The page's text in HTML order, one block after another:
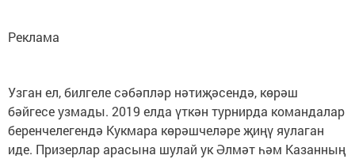
Реклама
Узган ел, билгеле сәбәпләр нәтиҗәсендә, көрәш
бәйгесе узмады. 2019 елда үткән турнирда командалар
беренчелегендә Кукмара көрәшчеләре җиңү яулаган
иде. Призерлар арасына шулай ук Әлмәт һәм Казанның